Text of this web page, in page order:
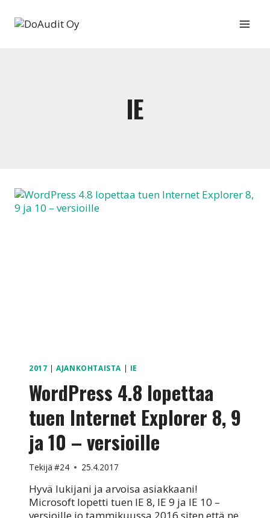
sisältöön
IE
2017 |AJANKOHTAISTA | IE
WordPress 4.8 lopettaa
tuen Internet Explorer 8, 9
ja 10 – versioille
Tekijä #24 25.4.2017
Hyvä lukijani ja arvoisa asiakkaani!
Microsoft lopetti tuen IE 8, IE 9 ja IE 10 –